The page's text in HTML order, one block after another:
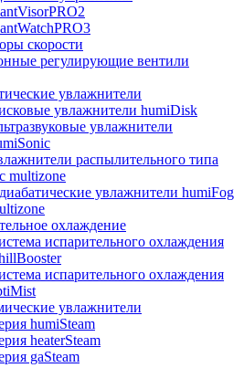
скорости
регулирующие вентили
увлажнители
увлажнители humiDisk
увлажнители
распылительного типа
multizone
увлажнители humiFog
охлаждение
испарительного охлаждения
испарительного охлаждения
увлажнители
humiSteam
heaterSteam
gaSteam